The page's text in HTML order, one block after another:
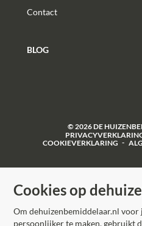
Contact
BLOG
© 2026DE
COOKIEVERKLARING
Cookies op
Om dehuizenbemiddelaar.nl voor
persoonlijker te maken, gebruikt